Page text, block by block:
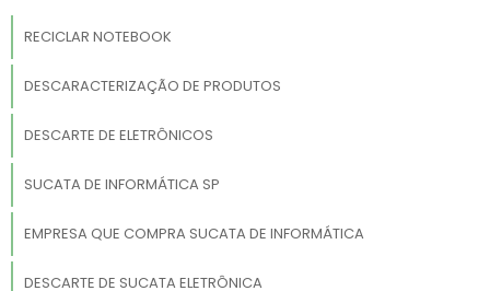
RECICLAR NOTEBOOK
DESCARACTERIZAÇÃO DE PRODUTOS
DESCARTE DE ELETRÔNICOS
SUCATA DE INFORMÁTICA SP
EMPRESA QUE COMPRA SUCATA DE INFORMÁTICA
DESCARTE DE SUCATA ELETRÔNICA